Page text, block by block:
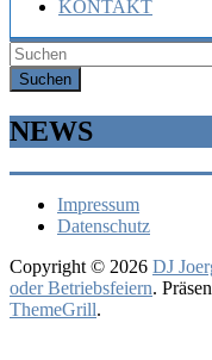
KONTAKT
NEWS
Impressum
Datenschutz
Copyright © 2026 DJ
oder Betriebsfeiern.
ThemeGrill.